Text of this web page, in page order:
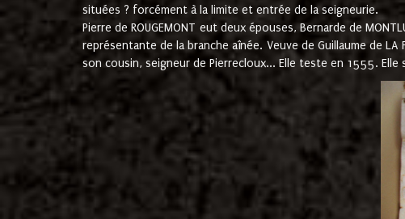
situées ? forcément à la limite et entrée de la seigneurie.
Pierre de ROUGEMONT eut deux épouses, Bernarde de
représentante de la branche aînée. Veuve de Guillaume de
son cousin, seigneur de Pierrecloux... Elle teste en 1555. Elle